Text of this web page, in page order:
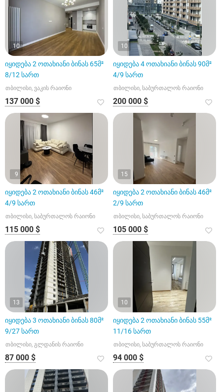
10
იყიდება 2 ოთახიანი ბინას 65მ²
8/12 სართ
თბილისი, ვაკის რაიონი
137 000 $
10
იყიდება 4 ოთახიანი ბინას 90მ²
4/9 სართ
თბილისი, საბურთალოს რაიონი
200 000 $
9
იყიდება 2 ოთახიანი ბინას 46მ²
4/9 სართ
თბილისი, საბურთალოს რაიონი
115 000 $
15
იყიდება 2 ოთახიანი ბინას 46მ²
2/9 სართ
თბილისი, საბურთალოს რაიონი
105 000 $
13
იყიდება 3 ოთახიანი ბინას 80მ²
9/27 სართ
თბილისი, გლდანის რაიონი
87 000 $
10
იყიდება 2 ოთახიანი ბინას 55მ²
11/16 სართ
თბილისი, საბურთალოს რაიონი
94 000 $